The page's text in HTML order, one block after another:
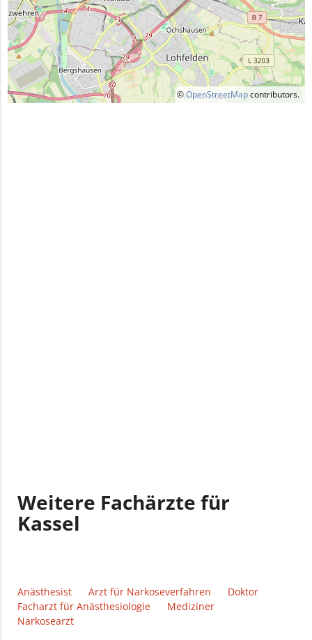
©OpenStreetMapcontributors.
Weitere Fachärzte für
Kassel
Anästhesist Arzt für Narkoseverfahren
Doktor
Facharzt für Anästhesiologie
Mediziner
Narkosearzt